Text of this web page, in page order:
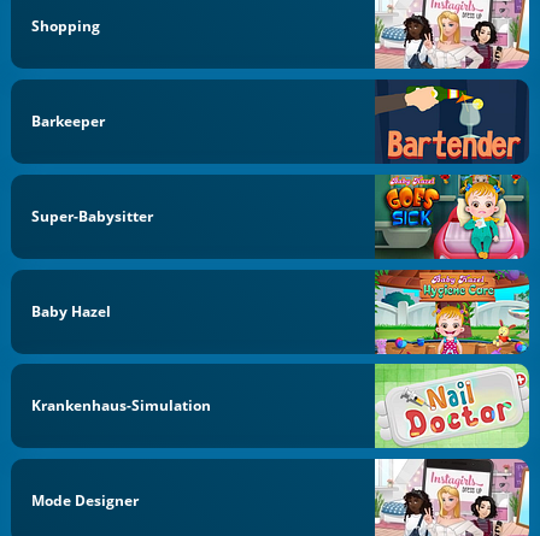
Shopping
Barkeeper
Super-Babysitter
Baby Hazel
Krankenhaus-Simulation
Mode Designer